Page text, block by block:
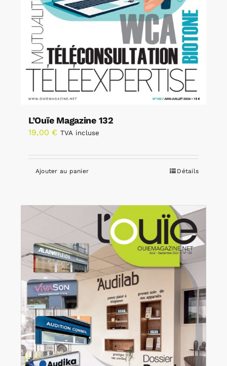
L’Ouïe Magazine 132
19,00 € TVA incluse
Ajouter au panier Détails